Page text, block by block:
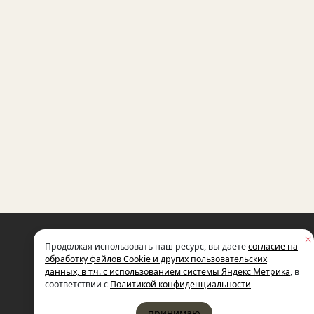
МЕЖДУНАРОДНЫЙ ФОНД
СОЦИАЛЬНО-ЭКОНОМИЧЕСКИХ
И ПОЛИТОЛОГИЧЕСКИХ
ИМЕНИ М.С. ГОРБАЧЕВА
Продолжая использовать наш ресурс, вы даетесогласие на
обработку файлов Cookie и других пользовательских
данных, в т.ч. с использованием системы Яндекс Метрика, в
соответствии с Политикой конфиденциальности